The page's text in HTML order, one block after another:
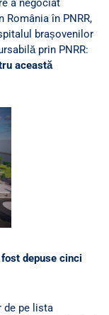
în PNRR,
brașovenilor
prin PNRR:
această
depuse cinci
de pe lista